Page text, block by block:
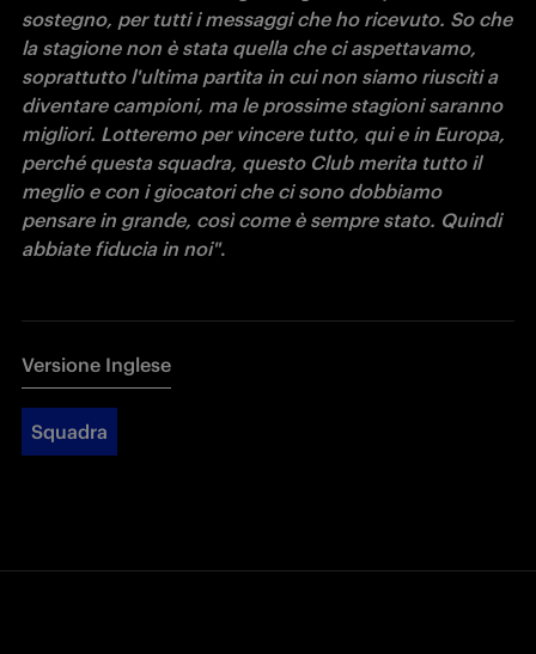
sostegno, per tutti i messaggi che ho ricevuto. So che
la stagione non è stata quella che ci aspettavamo,
soprattutto l'ultima partita in cui non siamo riusciti a
diventare campioni, ma le prossime stagioni saranno
migliori. Lotteremo per vincere tutto, qui e in Europa,
perché questa squadra, questo Club merita tutto il
meglio e con i giocatori che ci sono dobbiamo
pensare in grande, così come è sempre stato. Quindi
abbiate fiducia in noi".
Versione Inglese
Squadra